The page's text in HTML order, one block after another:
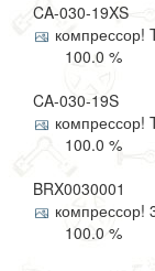
CA-030-19XS
компрессор!
100.0 %
CA-030-19S
компрессор!
100.0 %
BRX0030001
компрессор!
100.0 %